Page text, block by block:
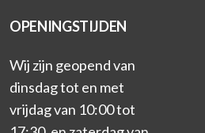
OPENINGSTIJDEN
Wij zijn geopend van
dinsdag tot en met
vrijdag van 10:00 tot